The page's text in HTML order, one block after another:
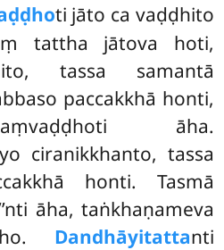
ti jāto ca vaḍḍhito
tattha jātova hoti,
tassa samantā
paccakkhā honti,
āha.
ciranikkhanto, tassa
honti. Tasmā
āha, taṅkhaṇameva
Dandhāyitattanti